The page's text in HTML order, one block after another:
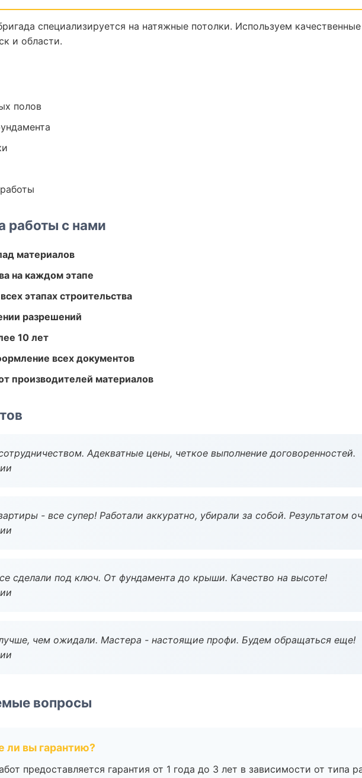
специализируется на натяжные потолки. Используем
и области.
полов
работы с нами
материалов
на каждом этапе
этапах строительства
разрешений
10 лет
всех документов
производителей материалов
Адекватные цены, четкое выполнение договоренностей.
- все супер! Работали аккуратно, убирали за собой. Результатом
сделали под ключ. От фундамента до крыши. Качество на высоте!
чем ожидали. Мастера - настоящие профи. Будем обращаться еще!
вопросы
ли вы гарантию?
предоставляется гарантия от 1 года до 3 лет в зависимости от типа